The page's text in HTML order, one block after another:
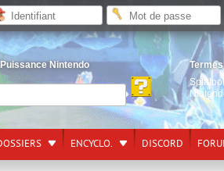
Nintendo
ENCYCLO. DISCORD